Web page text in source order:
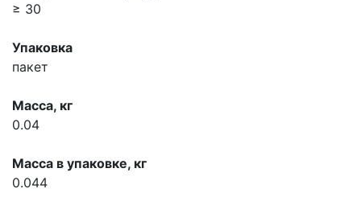
≥ 30
Упаковка
пакет
Масса, кг
0.04
Масса в упаковке, кг
0.044